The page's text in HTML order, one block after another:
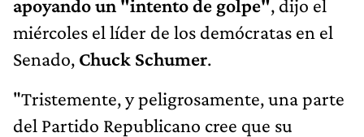
apoyando un "intento de golpe", dijo el
miércoles el líder de los demócratas en el
Senado, Chuck Schumer.
"Tristemente, y peligrosamente, una parte
del Partido Republicano cree que su